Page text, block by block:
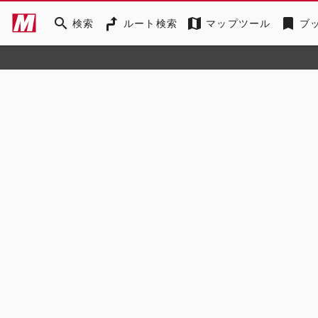
search 検索 ルート検索 map マップツール bookmark ブ